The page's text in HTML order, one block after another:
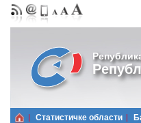
Статистичке области